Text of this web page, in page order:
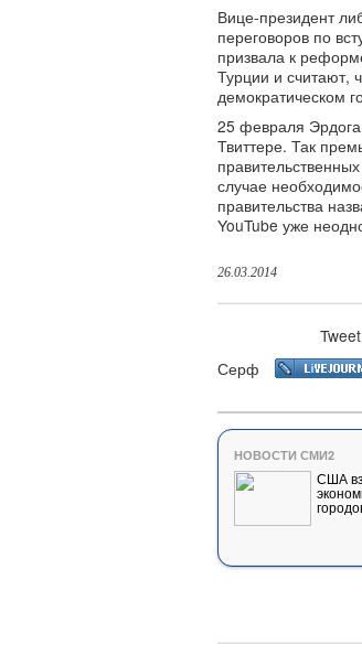
Вице-президент
переговоров по
призвала к
Турции и считают,
демократическом
25 февраля
Твиттере. Так
случае
правительства
YouTube уже
26.03.2014
Tweet
Серф
НОВОСТИ СМИ2
США